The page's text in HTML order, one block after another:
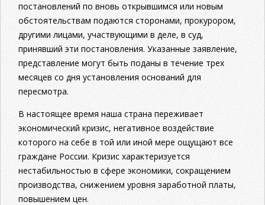
постановлений по вновь открывшимся или новым
обстоятельствам подаются сторонами, прокурором,
другими лицами, участвующими в деле, в суд,
принявший эти постановления. Указанные заявление,
представление могут быть поданы в течение трех
месяцев со дня установления оснований для
пересмотра.
В настоящее время наша страна переживает
экономический кризис, негативное воздействие
которого на себе в той или иной мере ощущают все
граждане России. Кризис характеризуется
нестабильностью в сфере экономики, сокращением
производства, снижением уровня заработной платы,
повышением цен.